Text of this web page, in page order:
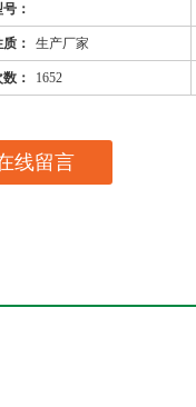
：
： 生产厂家
： 1652
线留言